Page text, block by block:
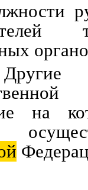
на